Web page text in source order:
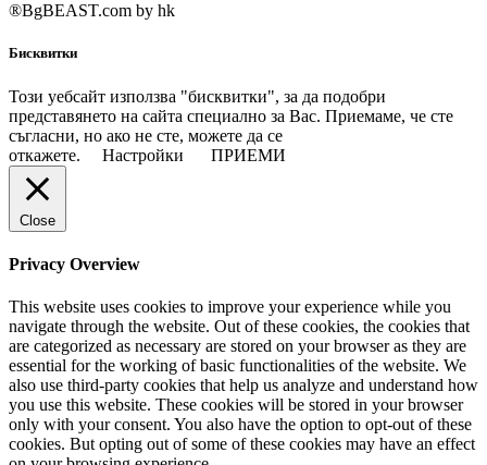
®BgBEAST.com by hk
Бисквитки
Този уебсайт използва "бисквитки", за да подобри
представянето на сайта специално за Вас. Приемаме, че сте
съгласни, но ако не сте, можете да се
откажете.
Настройки ПРИЕМИ
Close
Privacy Overview
This website uses cookies to improve your experience while you
navigate through the website. Out of these cookies, the cookies that
are categorized as necessary are stored on your browser as they are
essential for the working of basic functionalities of the website. We
also use third-party cookies that help us analyze and understand how
you use this website. These cookies will be stored in your browser
only with your consent. You also have the option to opt-out of these
cookies. But opting out of some of these cookies may have an effect